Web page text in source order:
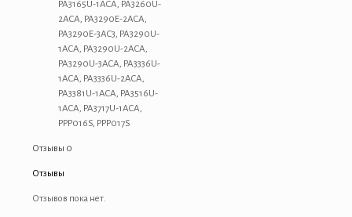
PA3165U-1ACA, PA3260U-
2ACA, PA3290E-2ACA,
PA3290E-3AC3, PA3290U-
1ACA, PA3290U-2ACA,
PA3290U-3ACA, PA3336U-
1ACA, PA3336U-2ACA,
PA3381U-1ACA, PA3516U-
1ACA, PA3717U-1ACA,
PPP016S, PPP017S
Отзывы 0
Отзывы
Отзывов пока нет.